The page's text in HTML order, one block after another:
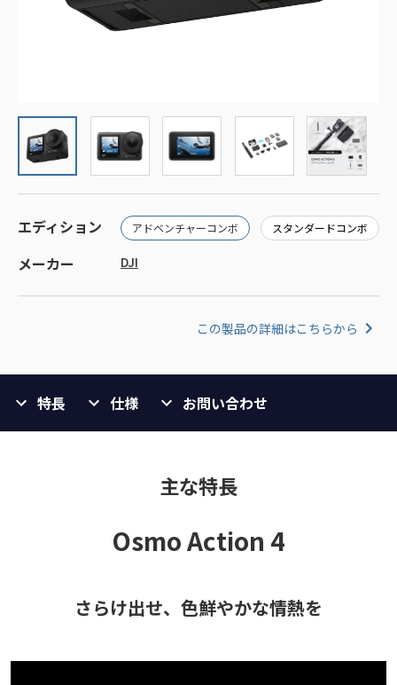
エディション アドベンチャーコンボ スタンダードコンボ
メーカー DJI
この製品の詳細はこちらから
特長 仕様 お問い合わせ
主な特長
Osmo Action 4
さらけ出せ、色鮮やかな情熱を